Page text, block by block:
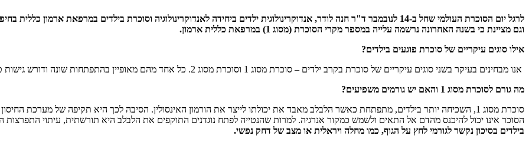
לרגל יום הסוכרת העולמי שחל ב-14 לנובמבר ד"ר חנה לודר, אנדוקרינולוגית ילדים ביחידה לאנדוקרינולוגיה וסוכרת בילדים
וגם מציינת כי בשנה האחרונה נרשמה עלייה במספר מקרי הסוכרת (מסוג 1) במרפאת כללית ארמון.
אילו סוגים עיקריים של סוכרת פוגעים בילדים?
אנו מבחינים בעיקר בשני סוגים עיקריים של סוכרת בקרב ילדים – סוכרת מסוג 1 וסוכרת מסוג 2. כל אחד מהם מאופיין בהתפתחות שונה ודורש גישות טיפוליות ייחודיות.
מה גורם לסוכרת מסוג 1 והאם יש גורמים משפיעים?
סוכרת מסוג 1, השכיחה יותר בילדים, מתפתחת כאשר הלבלב מאבד את יכולתו לייצר את הורמון האינסולין. הסיבה לכך היא תקיפה של מערכת
הסוכר אינו יכול להיכנס מהדם אל התאים ולשמש כמקור אנרגיה. למרות שהנטייה לפתח נוגדנים התוקפים את הלבלב היא תורשתית, עיתוי
בילדים בסיכון נקשר לגורמי לחץ על הגוף, כמו מחלה ויראלית או מצב של דחק נפשי.